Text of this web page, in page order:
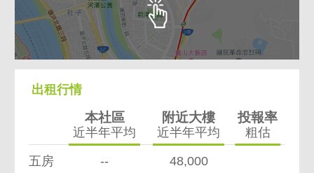
出租行情
本社區
近半年平均
附近大樓
近半年平均
投報率
粗估
五房 -- 48,000